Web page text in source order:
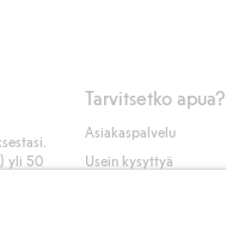
yli 50
Tarvitsetko apua?
Asiakaspalvelu
Usein kysyttyä